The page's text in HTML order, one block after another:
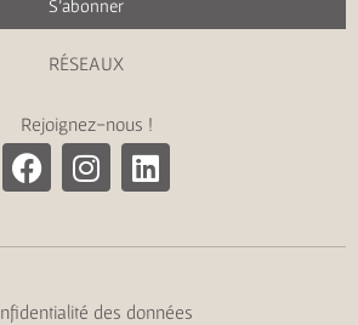
S'abonner
RÉSEAUX
Rejoignez-nous !
des données